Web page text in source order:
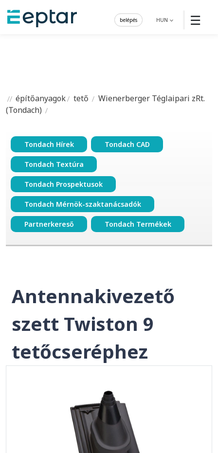
☰
HUN
belépés
építőanyagok tető
Wienerberger Téglaipari zRt.
(Tondach)
Tondach Hírek Tondach CAD
Tondach Textúra
Tondach Prospektusok
Tondach Mérnök-szaktanácsadók
Partnerkereső Tondach Termékek
Antennakivezető
szett Twiston 9
tetőcseréphez